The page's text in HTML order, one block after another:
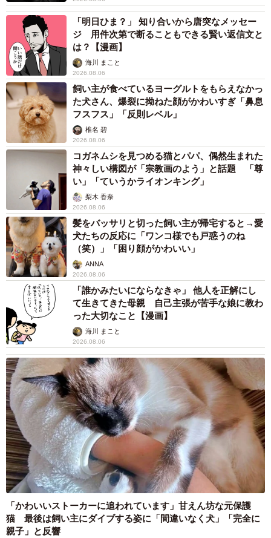
「明日ひま？」 知り合いから唐突なメッセー
ジ 用件次第で断ることもできる賢い返信文と
は？【漫画】
海川 まこと
2026.08.06
飼い主が食べているヨーグルトをもらえなかっ
た犬さん、爆裂に拗ねた顔がかわいすぎ「鼻息
フスフス」「反則レベル」
椎名 碧
2026.08.06
コガネムシを見つめる猫とパパ、偶然生まれた
神々しい構図が「宗教画のよう」と話題 「尊
い」「ていうかライオンキング」
梨木 香奈
2026.08.06
髪をバッサリと切った飼い主が帰宅すると→愛
犬たちの反応に「ワンコ様でも戸惑うのね
（笑）」「困り顔がかわいい」
ANNA
2026.08.06
「誰かみたいにならなきゃ」 他人を正解にし
て生きてきた母親 自己主張が苦手な娘に教わ
った大切なこと【漫画】
海川 まこと
2026.08.06
「かわいいストーカーに追われています」甘えん坊な元保護
猫 最後は飼い主にダイブする姿に「間違いなく犬」「完全に
親子」と反響